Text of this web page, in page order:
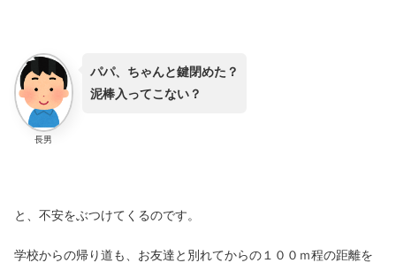
長男
パパ、ちゃんと鍵閉めた？
泥棒入ってこない？
と、不安をぶつけてくるのです。
学校からの帰り道も、お友達と別れてからの１００ｍ程の距離を